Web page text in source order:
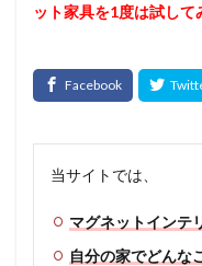
ット家具を1度は試して
当サイトでは、
マグネットインテ
自分の家でどんな